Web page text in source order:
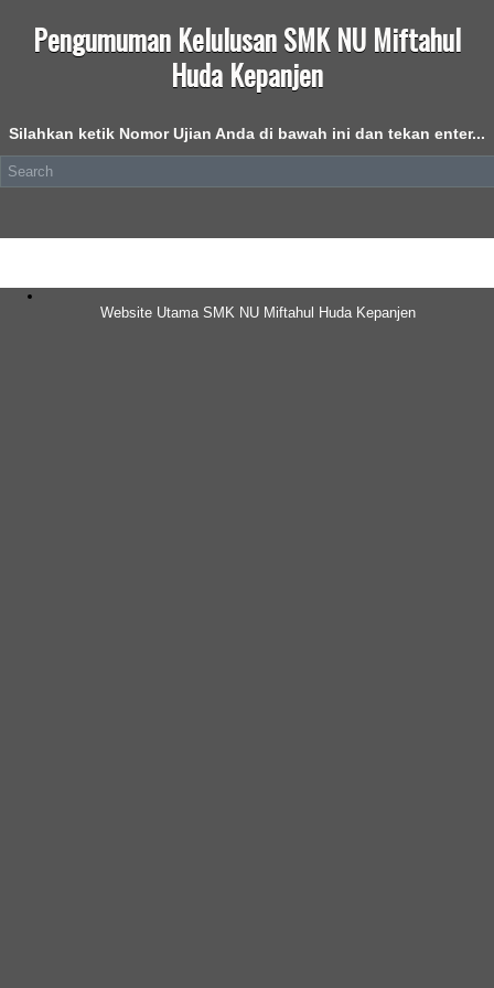
Pengumuman Kelulusan SMK NU Miftahul
Huda Kepanjen
Silahkan ketik Nomor Ujian Anda di bawah ini dan tekan enter...
Website Utama SMK NU Miftahul Huda Kepanjen